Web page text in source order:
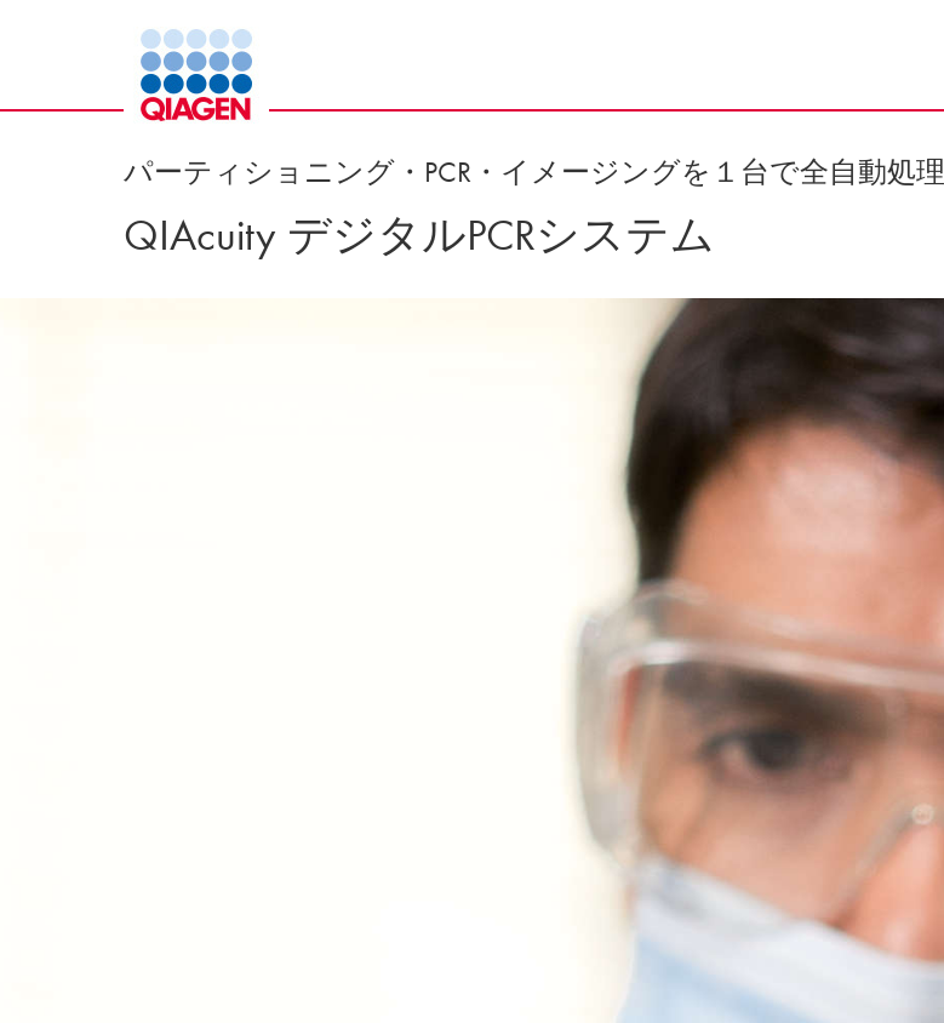
パーティショニング・PCR・イメージングを１台で全自動処理
QIAcuity デジタルPCRシステム